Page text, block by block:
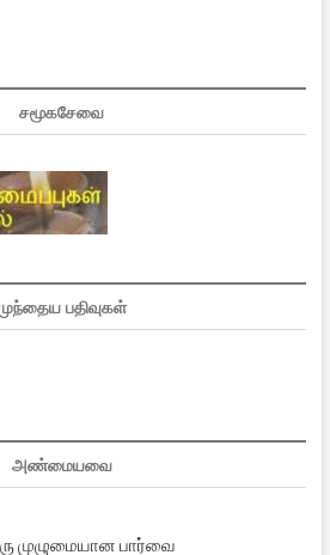
சமூகசேவை
பதிவுகள்
அண்மையவை
முழுமையான பார்வை